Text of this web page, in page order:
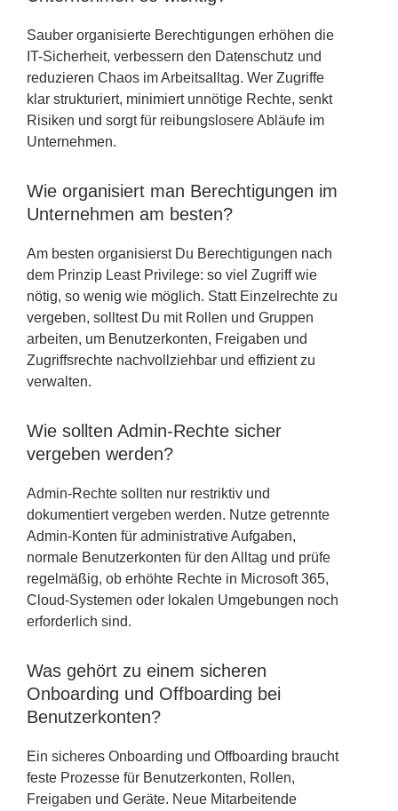
Sauber organisierte Berechtigungen erhöhen die
IT-Sicherheit, verbessern den Datenschutz und
reduzieren Chaos im Arbeitsalltag. Wer Zugriffe
klar strukturiert, minimiert unnötige Rechte, senkt
Risiken und sorgt für reibungslosere Abläufe im
Unternehmen.
Wie organisiert man Berechtigungen im
Unternehmen am besten?
Am besten organisierst Du Berechtigungen nach
dem Prinzip Least Privilege: so viel Zugriff wie
nötig, so wenig wie möglich. Statt Einzelrechte zu
vergeben, solltest Du mit Rollen und Gruppen
arbeiten, um Benutzerkonten, Freigaben und
Zugriffsrechte nachvollziehbar und effizient zu
verwalten.
Wie sollten Admin-Rechte sicher
vergeben werden?
Admin-Rechte sollten nur restriktiv und
dokumentiert vergeben werden. Nutze getrennte
Admin-Konten für administrative Aufgaben,
normale Benutzerkonten für den Alltag und prüfe
regelmäßig, ob erhöhte Rechte in Microsoft 365,
Cloud-Systemen oder lokalen Umgebungen noch
erforderlich sind.
Was gehört zu einem sicheren
Onboarding und Offboarding bei
Benutzerkonten?
Ein sicheres Onboarding und Offboarding braucht
feste Prozesse für Benutzerkonten, Rollen,
Freigaben und Geräte. Neue Mitarbeitende